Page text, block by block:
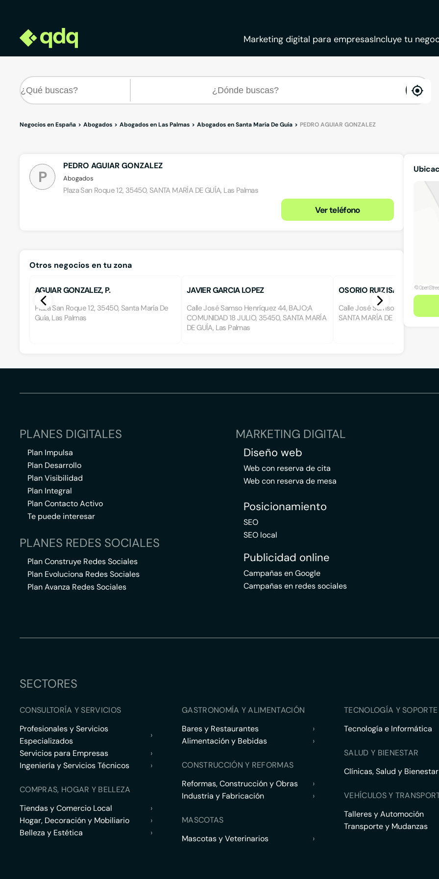
Marketing digital para empresasIncluye tu
Negocios en España Abogados Abogados en Las Palmas Abogados en Santa María De Guía PEDRO AGUIAR GONZALEZ
P
PEDRO AGUIAR GONZALEZ
Abogados
Plaza San Roque 12, 35450, SANTA MARÍA DE GUÍA, Las Palmas
Ver teléfono
Otros negocios en tu zona
AGUIAR GONZALEZ, P.
Plaza San Roque 12, 35450, Santa María De
Guía, Las Palmas
JAVIER GARCIA LOPEZ
Calle José Samso Henríquez 44, BAJO;A
COMUNIDAD 18 JULIO, 35450, SANTA MARÍA
DE GUÍA, Las Palmas
OSORIO RUIZ ISABEL
Calle José Samso Henríquez 18,
SANTA MARÍA DE GUÍA, Las
PLANES DIGITALES
Plan Impulsa
Plan Desarrollo
Plan Visibilidad
Plan Integral
Plan Contacto Activo
Te puede interesar
PLANES REDES SOCIALES
Plan Construye Redes Sociales
Plan Evoluciona Redes Sociales
Plan Avanza Redes Sociales
MARKETING DIGITAL
Diseño web
Web con reserva de cita
Web con reserva de mesa
Posicionamiento
SEO
SEO local
Publicidad online
Campañas en Google
Campañas en redes sociales
SECTORES
CONSULTORÍA Y SERVICIOS
Profesionales y Servicios
Especializados
›
Servicios para Empresas
›
Ingeniería y Servicios Técnicos
›
COMPRAS, HOGAR Y BELLEZA
Tiendas y Comercio Local
›
Hogar, Decoración y Mobiliario
›
Belleza y Estética
›
GASTRONOMÍA Y ALIMENTACIÓN
Bares y Restaurantes
›
Alimentación y Bebidas
›
CONSTRUCCIÓN Y REFORMAS
Reformas, Construcción y Obras
›
Industria y Fabricación
›
MASCOTAS
Mascotas y Veterinarios
›
TECNOLOGÍA Y
Tecnología e Informática
SALUD Y BIENESTAR
Clínicas, Salud y Bienestar
VEHÍCULOS Y
Talleres y Automoción
Transporte y Mudanzas